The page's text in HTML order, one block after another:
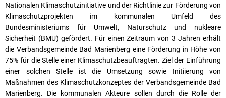
Nationalen Klimaschutzinitiative und der Richtlinie zur Förderung von
Klimaschutzprojekten im kommunalen Umfeld des
Bundesministeriums für Umwelt, Naturschutz und nukleare
Sicherheit (BMU) gefördert. Für einen Zeitraum von 3 Jahren erhält
die Verbandsgemeinde Bad Marienberg eine Förderung in Höhe von
75% für die Stelle einer Klimaschutzbeauftragten. Ziel der Einführung
einer solchen Stelle ist die Umsetzung sowie Initiierung von
Maßnahmen des Klimaschutzkonzeptes der Verbandsgemeinde Bad
Marienberg. Die kommunalen Akteure sollen durch die Rolle der